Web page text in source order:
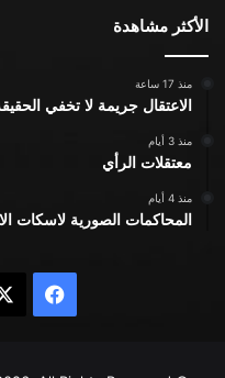
الأكثر مشاهدة
منذ 17 ساعة
الاعتقال جريمة لا تخفي
منذ 3 أيام
معتقلات الرأي
منذ 4 أيام
المحاكمات الصورية لاسكات